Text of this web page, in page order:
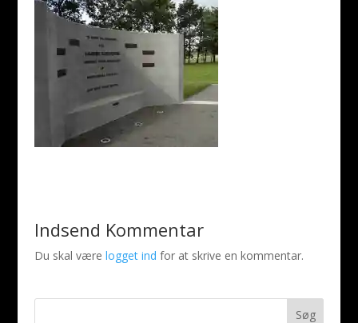
Indsend Kommentar
Du skal være logget ind for at skrive en kommentar.